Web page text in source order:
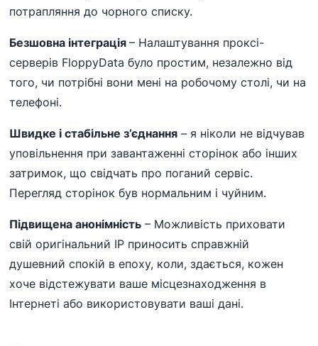
потрапляння до чорного списку.
Безшовна інтеграція– Налаштування проксі-
серверів FloppyData було простим, незалежно від
того, чи потрібні вони мені на робочому столі, чи на
телефоні.
Швидке і стабільне з’єднання – я ніколи не відчував
уповільнення при завантаженні сторінок або інших
затримок, що свідчать про поганий сервіс.
Перегляд сторінок був нормальним і чуйним.
Підвищена анонімність – Можливість приховати
свій оригінальний IP приносить справжній
душевний спокій в епоху, коли, здається, кожен
хоче відстежувати ваше місцезнаходження в
Інтернеті або використовувати ваші дані.